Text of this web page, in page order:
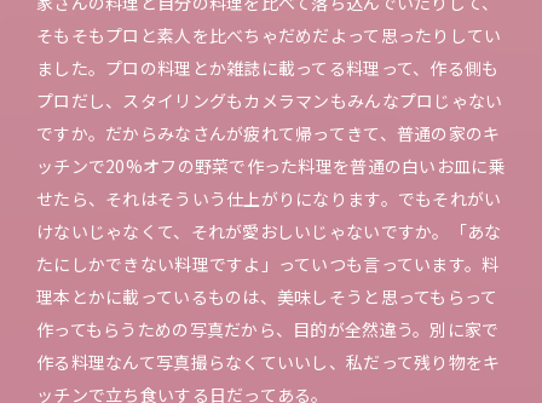
そもそもプロと素人を比べちゃだめだよって思ったりしてい
ました。プロの料理とか雑誌に載ってる料理って、作る側も
プロだし、スタイリングもカメラマンもみんなプロじゃない
ですか。だからみなさんが疲れて帰ってきて、普通の家のキ
ッチンで20%オフの野菜で作った料理を普通の白いお皿に乗
せたら、それはそういう仕上がりになります。でもそれがい
けないじゃなくて、それが愛おしいじゃないですか。「あな
たにしかできない料理ですよ」っていつも言っています。料
理本とかに載っているものは、美味しそうと思ってもらって
作ってもらうための写真だから、目的が全然違う。別に家で
作る料理なんて写真撮らなくていいし、私だって残り物をキ
ッチンで立ち食いする日だってある。